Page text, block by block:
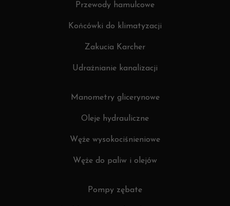
Przewody hamulcowe
Końcówki do klimatyzacji
Zakucia Karcher
Udrażnianie kanalizacji
Manometry glicerynowe
Oleje hydrauliczne
Węże wysokociśnieniowe
Węże do paliw i olejów
Pompy zębate